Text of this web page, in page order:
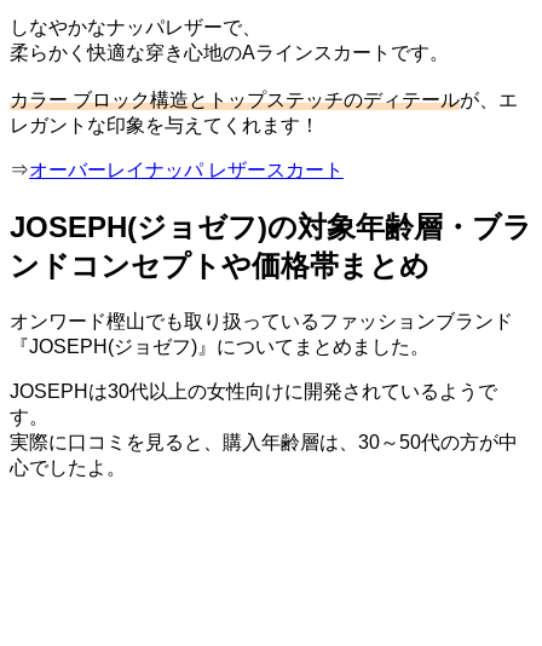
しなやかなナッパレザーで、
柔らかく快適な穿き心地のAラインスカートです。
カラー ブロック構造とトップステッチのディテールが、エ
レガントな印象を与えてくれます！
⇒オーバーレイナッパ レザースカート
JOSEPH(ジョゼフ)の対象年齢層・ブラ
ンドコンセプトや価格帯まとめ
オンワード樫山でも取り扱っているファッションブランド
『JOSEPH(ジョゼフ)』についてまとめました。
JOSEPHは30代以上の女性向けに開発されているようで
す。
実際に口コミを見ると、購入年齢層は、30～50代の方が中
心でしたよ。